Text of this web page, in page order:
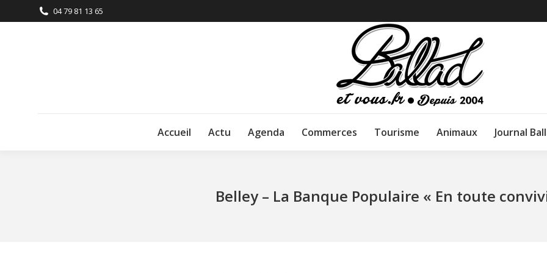
04 79 81 13 65
Accueil Actu Agenda Commerces Tourisme Animaux Journal
Belley – La Banque Populaire « En toute